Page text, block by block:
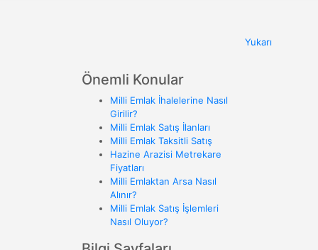
Yukarı
Önemli Konular
Milli Emlak İhalelerine Nasıl
Girilir?
Milli Emlak Satış İlanları
Milli Emlak Taksitli Satış
Hazine Arazisi Metrekare
Fiyatları
Milli Emlaktan Arsa Nasıl
Alınır?
Milli Emlak Satış İşlemleri
Nasıl Oluyor?